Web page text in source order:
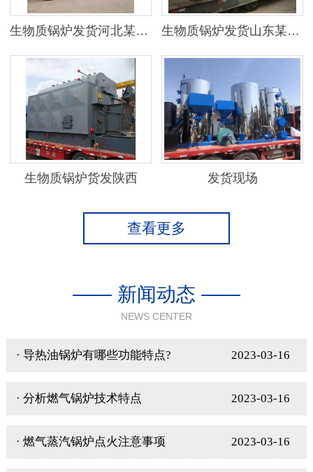
生物质锅炉发货河北某地区 生物质锅炉发货山东某公司
生物质锅炉货发陕西 发货现场
查看更多
—— 新闻动态 ——
NEWS CENTER
· 导热油锅炉有哪些功能特点? 2023-03-16
· 分析燃气锅炉技术特点 2023-03-16
· 燃气蒸汽锅炉点火注意事项 2023-03-16